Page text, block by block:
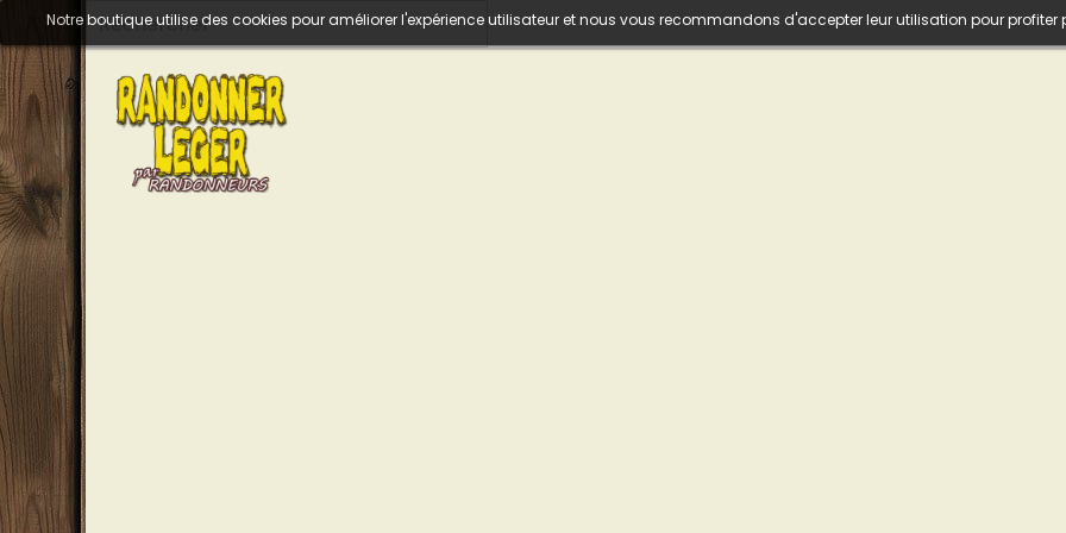
Notre boutique utilise des cookies pour améliorer l'expérience utilisateur et nous vous recommandons d'accepter leur utilisation pour